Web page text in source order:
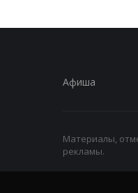
Афиша
Материалы,
рекламы.